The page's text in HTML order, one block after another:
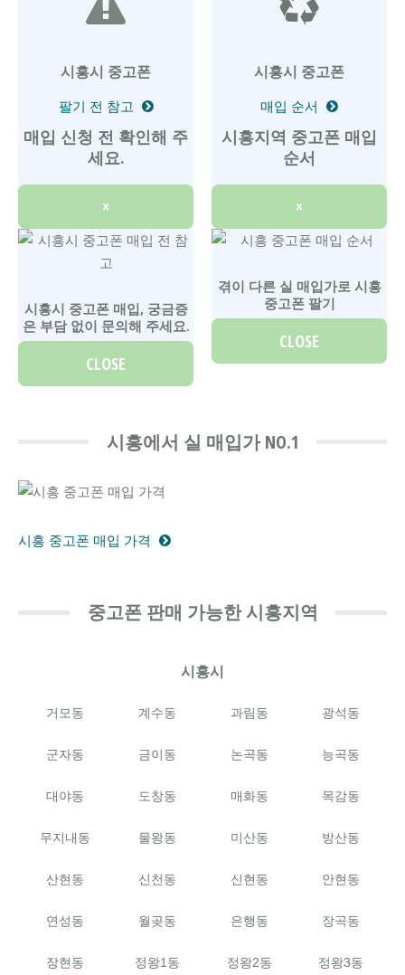
시흥시 중고폰
팔기 전 참고
매입 신청 전 확인해 주
세요.
×
시흥시 중고폰 매입, 궁금증
은 부담 없이 문의해 주세요.
CLOSE
시흥시 중고폰
매입 순서
시흥지역 중고폰 매입
순서
×
겪이 다른 실 매입가로 시흥
중고폰 팔기
CLOSE
시흥에서 실 매입가 NO.1
시흥 중고폰 매입 가격
중고폰 판매 가능한 시흥지역
시흥시
거모동 계수동 과림동 광석동
군자동 금이동 논곡동 능곡동
대야동 도창동 매화동 목감동
무지내동 물왕동 미산동 방산동
산현동 신천동 신현동 안현동
연성동 월곶동 은행동 장곡동
장현동 정왕1동 정왕2동 정왕3동